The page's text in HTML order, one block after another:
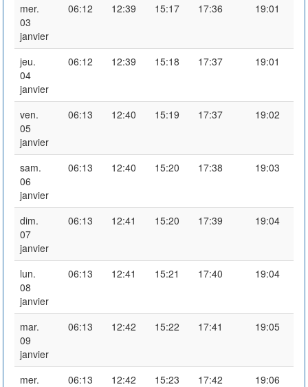
mer.
03
janvier
06:12 12:39 15:17 17:36 19:01
jeu.
04
janvier
06:12 12:39 15:18 17:37 19:01
ven.
05
janvier
06:13 12:40 15:19 17:37 19:02
sam.
06
janvier
06:13 12:40 15:20 17:38 19:03
dim.
07
janvier
06:13 12:41 15:20 17:39 19:04
lun.
08
janvier
06:13 12:41 15:21 17:40 19:04
mar.
09
janvier
06:13 12:42 15:22 17:41 19:05
mer.
06:13 12:42 15:23 17:42 19:06